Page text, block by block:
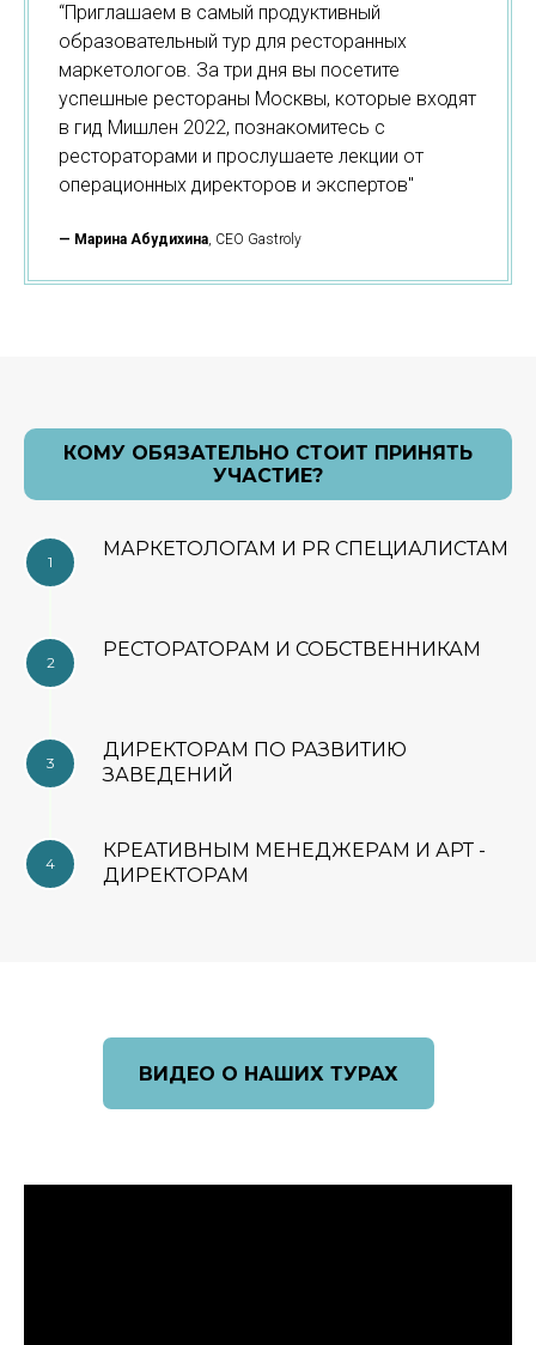
“Приглашаем в самый продуктивный
образовательный тур для ресторанных
маркетологов. За три дня вы посетите
успешные рестораны Москвы, которые входят
в гид Мишлен 2022, познакомитесь с
рестораторами и прослушаете лекции от
операционных директоров и экспертов"
— Марина Абудихина, CEO Gastroly
КОМУ ОБЯЗАТЕЛЬНО СТОИТ ПРИНЯТЬ
УЧАСТИЕ?
1
МАРКЕТОЛОГАМ И PR СПЕЦИАЛИСТАМ
2
РЕСТОРАТОРАМ И СОБСТВЕННИКАМ
3
ДИРЕКТОРАМ ПО РАЗВИТИЮ
ЗАВЕДЕНИЙ
4
КРЕАТИВНЫМ МЕНЕДЖЕРАМ И АРТ -
ДИРЕКТОРАМ
ВИДЕО О НАШИХ ТУРАХ